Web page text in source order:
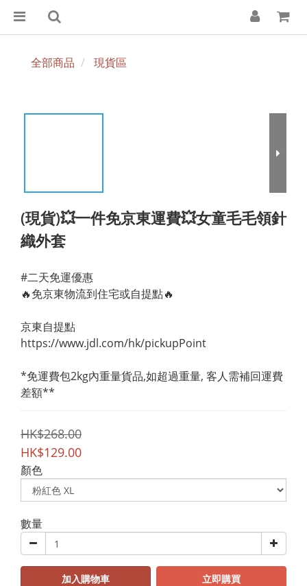
全部商品 現貨區
(現貨)💥一件免京東運費💥女童毛毛領針
織外套
#二天免運優惠
🔥免京東物流到住宅或自提點🔥
京東自提點
https://www.jdl.com/hk/pickupPoint
*免運費包2kg內重量貨品,如超過重量, 客人需補回運費
差額**
HK$268.00
HK$129.00
顏色
數量
加入購物車 立即購買